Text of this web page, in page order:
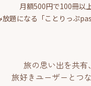
月額500円で100冊以
放題になる「ことりっぷ
旅の思い出を共有、
旅好きユーザーとつ